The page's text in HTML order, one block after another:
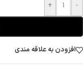
-
+
افزودن به علاقه مندی